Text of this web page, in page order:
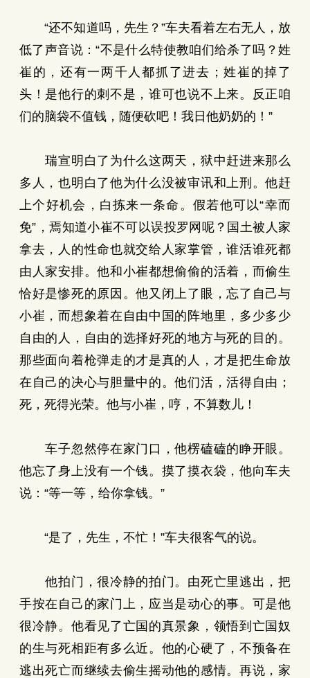
“还不知道吗，先生？”车夫看着左右无人，放
低了声音说：“不是什么特使教咱们给杀了吗？姓
崔的，还有一两千人都抓了进去；姓崔的掉了
头！是他行的刺不是，谁可也说不上来。反正咱
们的脑袋不值钱，随便砍吧！我日他奶奶的！”
瑞宣明白了为什么这两天，狱中赶进来那么
多人，也明白了他为什么没被审讯和上刑。他赶
上个好机会，白拣来一条命。假若他可以“幸而
免”，焉知道小崔不可以误投罗网呢？国土被人家
拿去，人的性命也就交给人家掌管，谁活谁死都
由人家安排。他和小崔都想偷偷的活着，而偷生
恰好是惨死的原因。他又闭上了眼，忘了自己与
小崔，而想象着在自由中国的阵地里，多少多少
自由的人，自由的选择好死的地方与死的目的。
那些面向着枪弹走的才是真的人，才是把生命放
在自己的决心与胆量中的。他们活，活得自由；
死，死得光荣。他与小崔，哼，不算数儿！
车子忽然停在家门口，他楞磕磕的睁开眼。
他忘了身上没有一个钱。摸了摸衣袋，他向车夫
说：“等一等，给你拿钱。”
“是了，先生，不忙！”车夫很客气的说。
他拍门，很冷静的拍门。由死亡里逃出，把
手按在自己的家门上，应当是动心的事。可是他
很冷静。他看见了亡国的真景象，领悟到亡国奴
的生与死相距有多么近。他的心硬了，不预备在
逃出死亡而继续去偷生摇动他的感情。再说，家